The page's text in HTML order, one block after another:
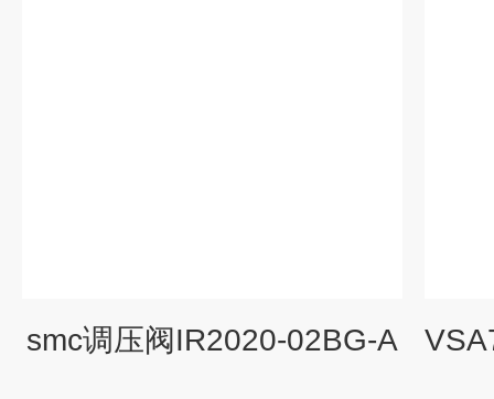
smc调压阀IR2020-02BG-A